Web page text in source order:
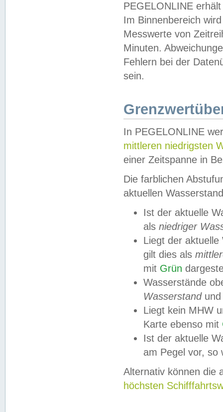
PEGELONLINE
Im Binnenbereich
Messwerte von
Minuten.
Fehlern bei der
sein.
In PEGELONLINE
mittleren niedrigsten
einer Zeitspanne in
Die farblichen
aktuellen
Ist der aktuelle
als niedriger
Liegt der
gilt dies als
mit Grün
Wasserstände
Wasserstandund
Liegt kein MHW
Karte ebenso mit
Ist der aktuelle
am Pegel vor,
Alternativ können die
höchsten